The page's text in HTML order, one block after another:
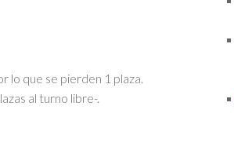
lo que se pierden 1 plaza.
al turno libre-.